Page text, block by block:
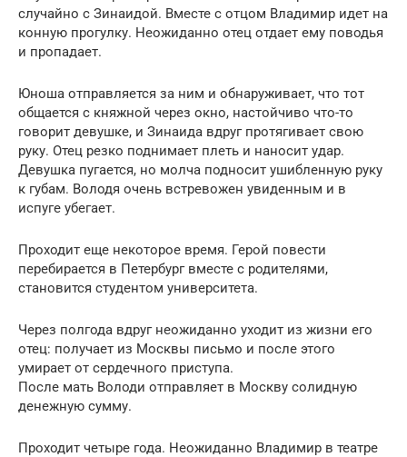
случайно с Зинаидой. Вместе с отцом Владимир идет на
конную прогулку. Неожиданно отец отдает ему поводья
и пропадает.
Юноша отправляется за ним и обнаруживает, что тот
общается с княжной через окно, настойчиво что-то
говорит девушке, и Зинаида вдруг протягивает свою
руку. Отец резко поднимает плеть и наносит удар.
Девушка пугается, но молча подносит ушибленную руку
к губам. Володя очень встревожен увиденным и в
испуге убегает.
Проходит еще некоторое время. Герой повести
перебирается в Петербург вместе с родителями,
становится студентом университета.
Через полгода вдруг неожиданно уходит из жизни его
отец: получает из Москвы письмо и после этого
умирает от сердечного приступа.
После мать Володи отправляет в Москву солидную
денежную сумму.
Проходит четыре года. Неожиданно Владимир в театре